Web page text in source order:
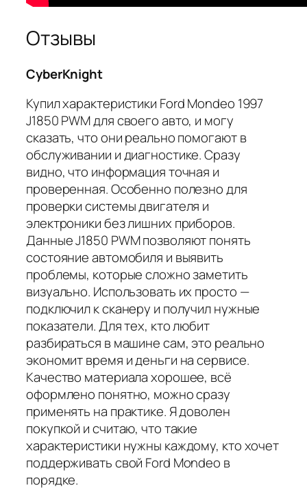
Отзывы
CyberKnight
Купил характеристики Ford Mondeo 1997
J1850 PWM для своего авто, и могу
сказать, что они реально помогают в
обслуживании и диагностике. Сразу
видно, что информация точная и
проверенная. Особенно полезно для
проверки системы двигателя и
электроники без лишних приборов.
Данные J1850 PWM позволяют понять
состояние автомобиля и выявить
проблемы, которые сложно заметить
визуально. Использовать их просто —
подключил к сканеру и получил нужные
показатели. Для тех, кто любит
разбираться в машине сам, это реально
экономит время и деньги на сервисе.
Качество материала хорошее, всё
оформлено понятно, можно сразу
применять на практике. Я доволен
покупкой и считаю, что такие
характеристики нужны каждому, кто хочет
поддерживать свой Ford Mondeo в
порядке.